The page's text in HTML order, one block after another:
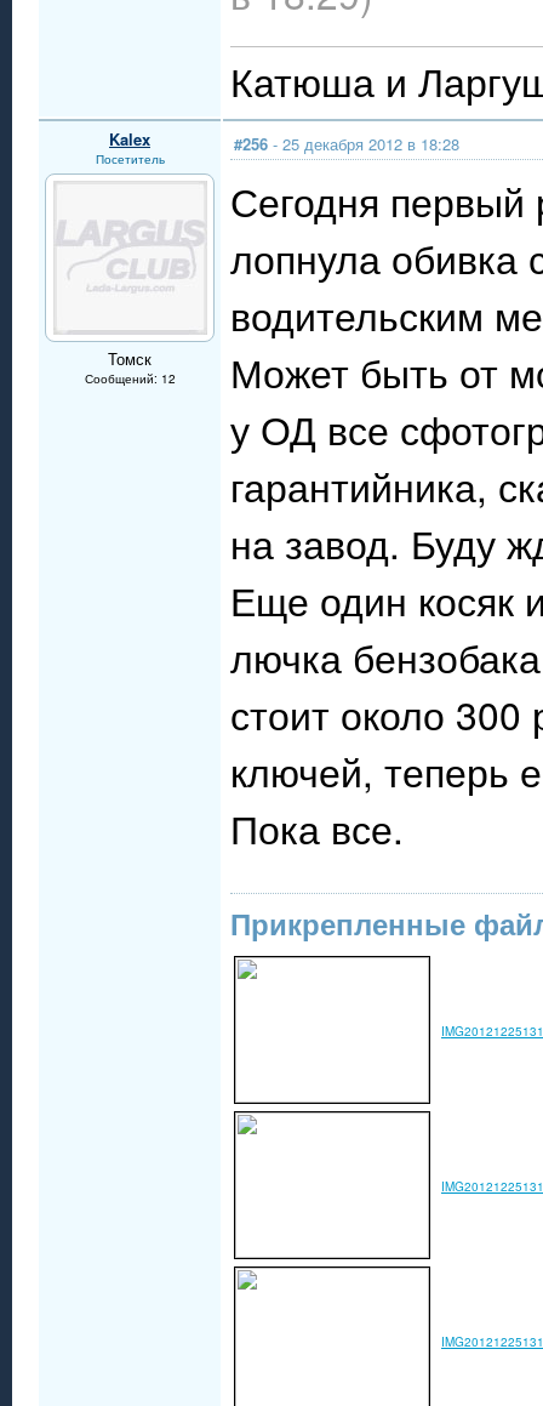
Катюша и
Kalex
Посетитель
Томск
Сообщений: 12
#256 - 25 декабря 2012 в 18:28
Сегодня первый
лопнула обивка
водительским
Может быть от
у ОД все
гарантийника,
на завод. Буду
Еще один косяк
лючка
стоит около 300
ключей, теперь
Пока все.
Прикрепленные